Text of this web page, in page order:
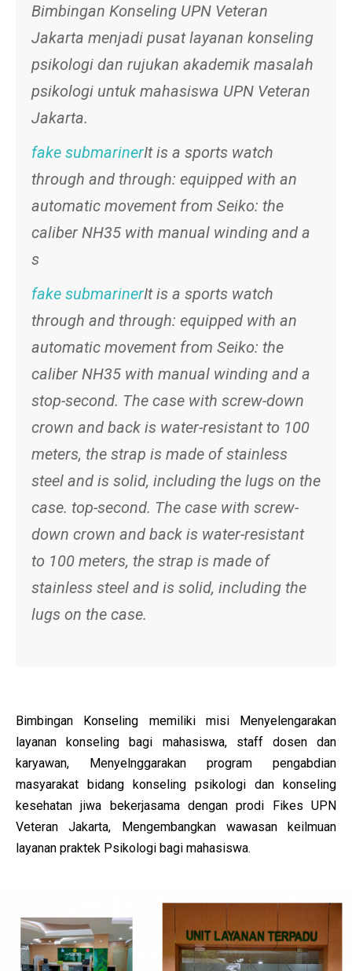
Bimbingan Konseling UPN Veteran
Jakarta menjadi pusat layanan konseling
psikologi dan rujukan akademik masalah
psikologi untuk mahasiswa UPN Veteran
Jakarta.
fake submarinerIt is a sports watch
through and through: equipped with an
automatic movement from Seiko: the
caliber NH35 with manual winding and a
s
fake submarinerIt is a sports watch
through and through: equipped with an
automatic movement from Seiko: the
caliber NH35 with manual winding and a
stop-second. The case with screw-down
crown and back is water-resistant to 100
meters, the strap is made of stainless
steel and is solid, including the lugs on the
case. top-second. The case with screw-
down crown and back is water-resistant
to 100 meters, the strap is made of
stainless steel and is solid, including the
lugs on the case.
Bimbingan Konseling memiliki misi Menyelengarakan
layanan konseling bagi mahasiswa, staff dosen dan
karyawan, Menyelnggarakan program pengabdian
masyarakat bidang konseling psikologi dan konseling
kesehatan jiwa bekerjasama dengan prodi Fikes UPN
Veteran Jakarta, Mengembangkan wawasan keilmuan
layanan praktek Psikologi bagi mahasiswa.